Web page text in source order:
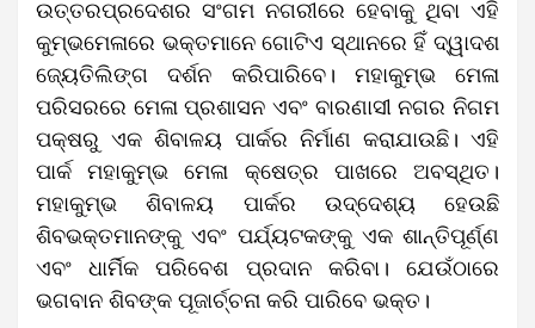
ଉତ୍ତରପ୍ରଦେଶର ସଂଗମ ନଗରୀରେ ହେବାକୁ ଥିବା ଏହି
କୁମ୍ଭମେଳାରେ ଭକ୍ତମାନେ ଗୋଟିଏ ସ୍ଥାନରେ ହିଁ ଦ୍ୱାଦଶ
ଜ୍ୟେତିଲିଙ୍ଗ ଦର୍ଶନ କରିପାରିବେ। ମହାକୁମ୍ଭ ମେଳା
ପରିସରରେ ମେଳା ପ୍ରଶାସନ ଏବଂ ବାରଣାସୀ ନଗର ନିଗମ
ପକ୍ଷରୁ ଏକ ଶିବାଳୟ ପାର୍କର ନିର୍ମାଣ କରାଯାଉଛି। ଏହି
ପାର୍କ ମହାକୁମ୍ଭ ମେଳା କ୍ଷେତ୍ର ପାଖରେ ଅବସ୍ଥିତ।
ମହାକୁମ୍ଭ ଶିବାଳୟ ପାର୍କର ଉଦ୍ଦେଶ୍ୟ ହେଉଛି
ଶିବଭକ୍ତମାନଙ୍କୁ ଏବଂ ପର୍ଯ୍ୟଟକଙ୍କୁ ଏକ ଶାନ୍ତିପୂର୍ଣ୍ଣ
ଏବଂ ଧାର୍ମିକ ପରିବେଶ ପ୍ରଦାନ କରିବା। ଯେଉଁଠାରେ
ଭଗବାନ ଶିବଙ୍କ ପୂଜାର୍ଚ୍ଚନା କରି ପାରିବେ ଭକ୍ତ।